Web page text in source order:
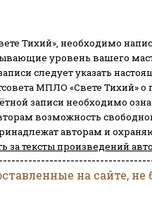
Тихий», необходимо
уровень вашего
следует указать
МПЛО «Свете Тихий»
записи необходимо
возможность
авторам и
за тексты произведений
на сайте,